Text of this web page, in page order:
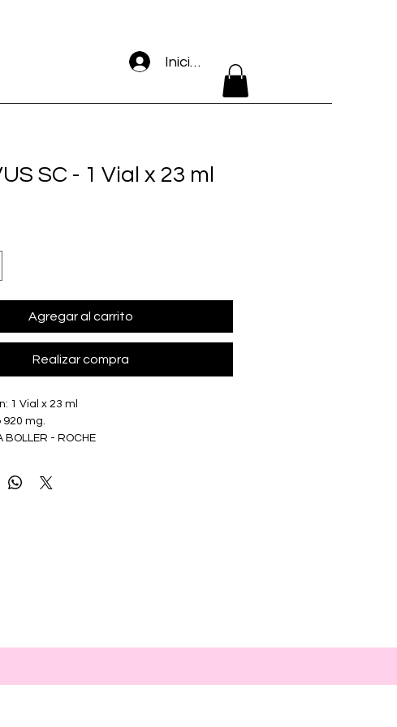
Iniciar sesión
SC - 1 Vial x 23 ml
Agregar al carrito
Realizar compra
1 Vial x 23 ml
mg.
BOLLER - ROCHE